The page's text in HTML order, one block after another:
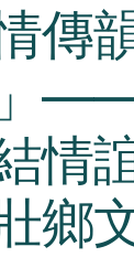
傳
情
鄉